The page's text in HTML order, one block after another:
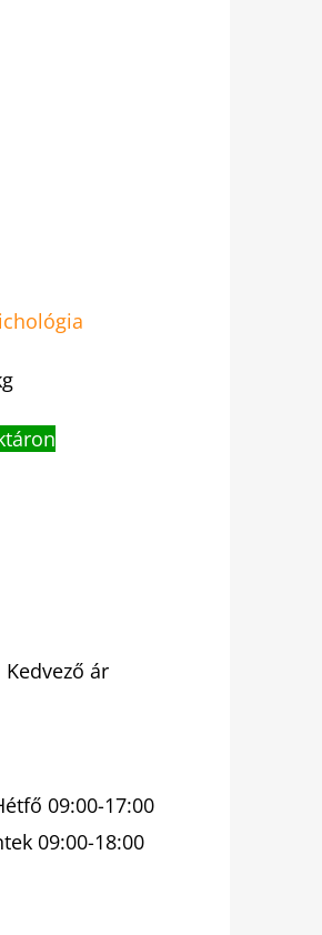
Kedvező ár
09:00-17:00
09:00-18:00